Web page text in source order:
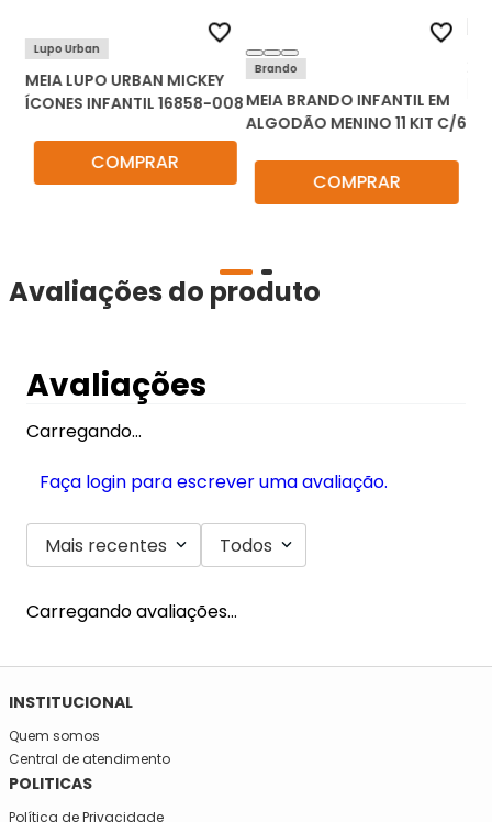
Lupo Urban
MEIA LUPO URBAN MICKEY
ÍCONES INFANTIL 16858-008
COMPRAR
Brando
MEIA BRANDO INFANTIL EM
ALGODÃO MENINO 11 KIT C/6
COMPRAR
Avaliações do produto
Avaliações
Carregando…
Faça login para escrever uma avaliação.
Mais recentes Todos
Carregando avaliações…
SE INSCREVA NA NOSSA NEWSLETTER!
Fique por dentro e seja informado em primeira mão de todas
as novidades da Mega São José!